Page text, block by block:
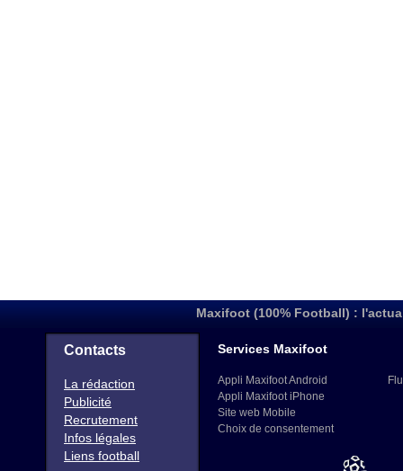
Maxifoot (100% Football) :
Contacts
La rédaction
Publicité
Recrutement
Infos légales
Liens football
Services Maxifoot
Appli Maxifoot Android
Appli Maxifoot iPhone
Site web Mobile
Choix de consentement